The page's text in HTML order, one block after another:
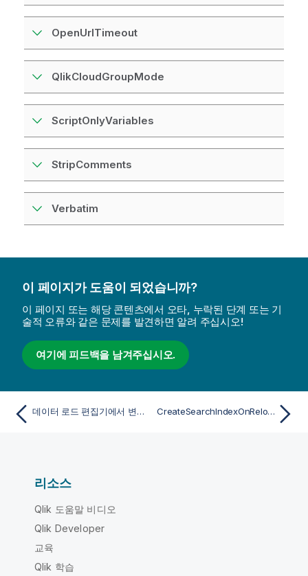
OpenUrlTimeout
QlikCloudGroupMode
ScriptOnlyVariables
StripComments
Verbatim
이 페이지가 도움이 되었습니까?
이 페이지 또는 해당 콘텐츠에서 오타, 누락된 단계 또는 기
술적 오류와 같은 문제를 발견하면 알려 주십시오!
여기에 피드백을 남겨주십시오.
데이터 로드 편집기에서 변수를 사용하여 작업 CreateSearchIndexOnReload
리소스
Qlik 도움말 비디오
Qlik Developer
교육
Qlik 학습